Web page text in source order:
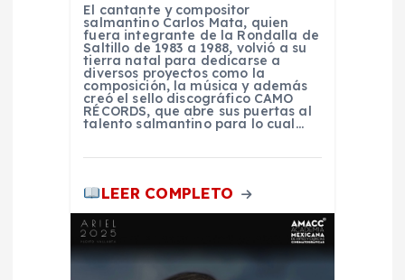
El cantante y compositor
salmantino Carlos Mata, quien
fuera integrante de la Rondalla de
Saltillo de 1983 a 1988, volvió a su
tierra natal para dedicarse a
diversos proyectos como la
composición, la música y además
creó el sello discográfico CAMO
RÉCORDS, que abre sus puertas al
talento salmantino para lo cual…
LEER COMPLETO